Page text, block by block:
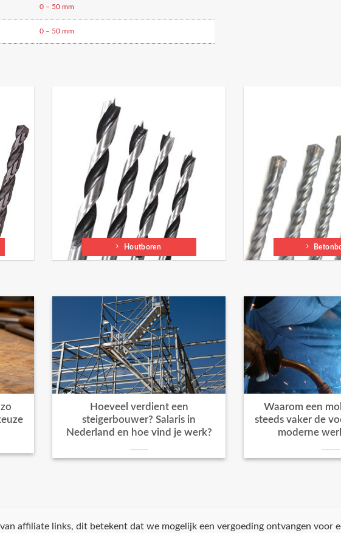
0 – 50 mm
0 – 50 mm
Houtboren
Hoeveel verdient een
steigerbouwer? Salaris in
Nederland en hoe vind je werk?
Waarom een
steeds vaker de
moderne
affiliate links, dit betekent dat we mogelijk een vergoeding ontvangen voor